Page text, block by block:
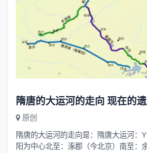
原创
隋唐的大运河的走向是：隋唐大运河：
阳为中心北至：涿郡（今北京）南至：